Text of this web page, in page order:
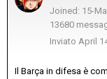
Joined: 15-
13680
Inviato April
Il Barça in difesa è